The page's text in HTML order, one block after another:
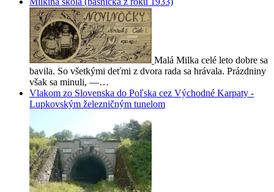
Malá Milka celé leto dobre sa
bavila. So všetkými deťmi z dvora rada sa hrávala. Prázdniny
však sa minuli, —…
Vlakom zo Slovenska do Poľska cez Východné Karpaty -
Lupkovským železničným tunelom